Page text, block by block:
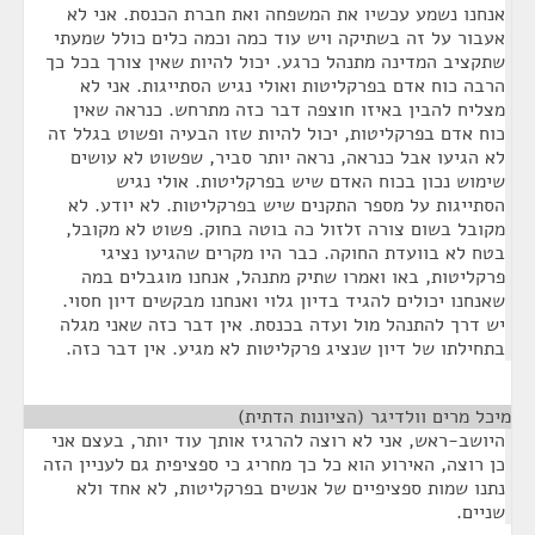
אנחנו נשמע עכשיו את המשפחה ואת חברת הכנסת. אני לא
אעבור על זה בשתיקה ויש עוד כמה וכמה כלים כולל שמעתי
שתקציב המדינה מתנהל כרגע. יכול להיות שאין צורך בכל כך
הרבה כוח אדם בפרקליטות ואולי נגיש הסתייגות. אני לא
מצליח להבין באיזו חוצפה דבר כזה מתרחש. כנראה שאין
כוח אדם בפרקליטות, יכול להיות שזו הבעיה ופשוט בגלל זה
לא הגיעו אבל כנראה, נראה יותר סביר, שפשוט לא עושים
שימוש נכון בכוח האדם שיש בפרקליטות. אולי נגיש
הסתייגות על מספר התקנים שיש בפרקליטות. לא יודע. לא
מקובל בשום צורה זלזול כה בוטה בחוק. פשוט לא מקובל,
בטח לא בוועדת החוקה. כבר היו מקרים שהגיעו נציגי
פרקליטות, באו ואמרו שתיק מתנהל, אנחנו מוגבלים במה
שאנחנו יכולים להגיד בדיון גלוי ואנחנו מבקשים דיון חסוי.
יש דרך להתנהל מול ועדה בכנסת. אין דבר כזה שאני מגלה
בתחילתו של דיון שנציג פרקליטות לא מגיע. אין דבר כזה.
מיכל מרים וולדיגר (הציונות הדתית)
היושב-ראש, אני לא רוצה להרגיז אותך עוד יותר, בעצם אני
כן רוצה, האירוע הוא כל כך מחריג כי ספציפית גם לעניין הזה
נתנו שמות ספציפיים של אנשים בפרקליטות, לא אחד ולא
שניים.